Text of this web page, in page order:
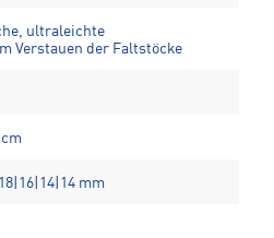
ultraleichte
Verstauen der Faltstöcke
mm